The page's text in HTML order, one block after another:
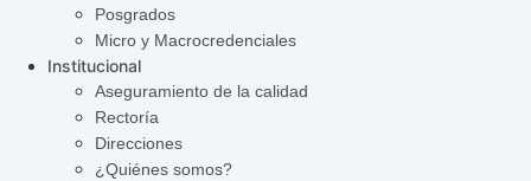
Posgrados
Micro y Macrocredenciales
Institucional
Aseguramiento de la calidad
Rectoría
Direcciones
¿Quiénes somos?